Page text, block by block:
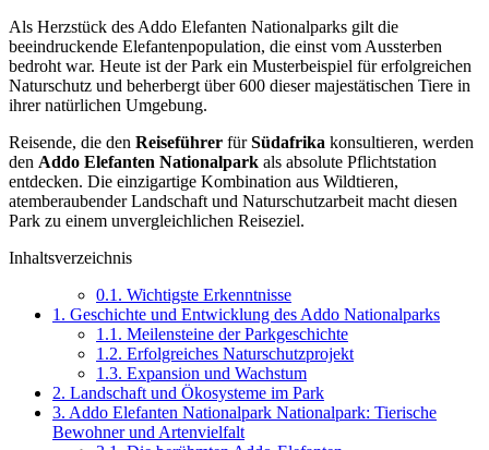
Als Herzstück des Addo Elefanten Nationalparks gilt die
beeindruckende Elefantenpopulation, die einst vom Aussterben
bedroht war. Heute ist der Park ein Musterbeispiel für erfolgreichen
Naturschutz und beherbergt über 600 dieser majestätischen Tiere in
ihrer natürlichen Umgebung.
Reisende, die den Reiseführer fürSüdafrika konsultieren, werden
den Addo Elefanten Nationalpark als absolute Pflichtstation
entdecken. Die einzigartige Kombination aus Wildtieren,
atemberaubender Landschaft und Naturschutzarbeit macht diesen
Park zu einem unvergleichlichen Reiseziel.
Inhaltsverzeichnis
0.1. Wichtigste Erkenntnisse
1. Geschichte und Entwicklung des Addo Nationalparks
1.1. Meilensteine der Parkgeschichte
1.2. Erfolgreiches Naturschutzprojekt
1.3. Expansion und Wachstum
2. Landschaft und Ökosysteme im Park
3. Addo Elefanten Nationalpark Nationalpark: Tierische
Bewohner und Artenvielfalt